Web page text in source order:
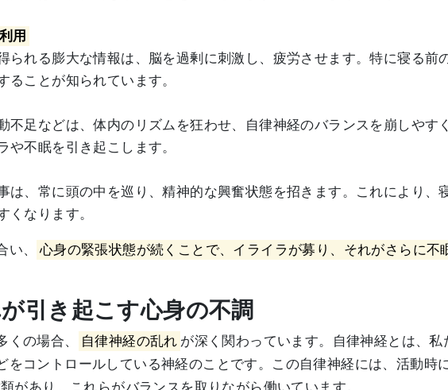
用
られる膨大な情報は、脳を過剰に刺激し、疲労させます。特に寝る前
ることが知られています。
不足などは、体内のリズムを狂わせ、自律神経のバランスを崩しやす
や不眠を引き起こします。
は、常に頭の中を巡り、精神的な興奮状態を招きます。これにより、
くなります。
、 心身の緊張状態が続くことで、イライラが募り、それがさらに不
引き起こす心身の不調
の場合、 自律神経の乱れ が深く関わっています。自律神経とは、
をコントロールしている神経のことです。この自律神経には、活動時